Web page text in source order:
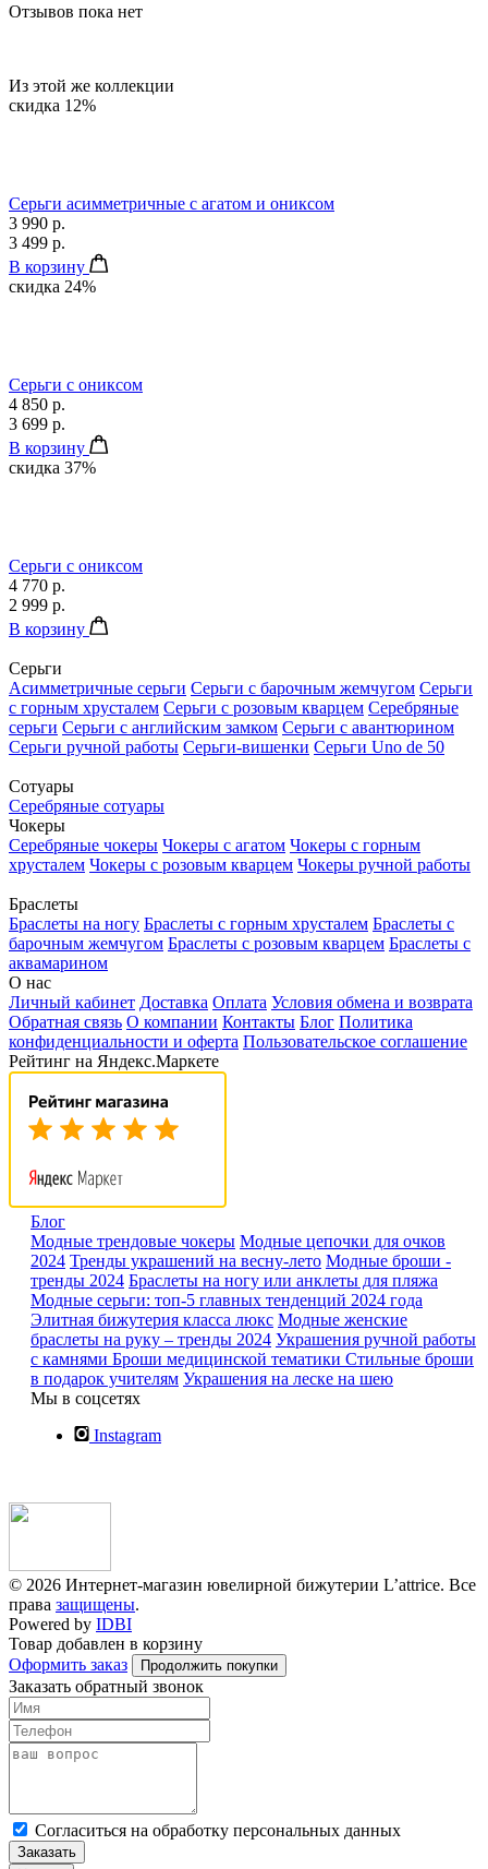
Отзывов пока нет
Из этой же коллекции
скидка 12%
Серьги асимметричные с агатом и ониксом
3 990 р.
3 499 р.
В корзину
скидка 24%
Серьги с ониксом
4 850 р.
3 699 р.
В корзину
скидка 37%
Серьги с ониксом
4 770 р.
2 999 р.
В корзину
Серьги
Асимметричные серьги Серьги с барочным жемчугом Серьги
с горным хрусталем Серьги с розовым кварцем Серебряные
серьги Серьги с английским замком Серьги с авантюрином
Серьги ручной работы Серьги-вишенки Серьги Uno de 50
Сотуары
Серебряные сотуары
Чокеры
Серебряные чокеры Чокеры с агатом Чокеры с горным
хрусталем Чокеры с розовым кварцем Чокеры ручной работы
Браслеты
Браслеты на ногу Браслеты с горным хрусталем Браслеты с
барочным жемчугом Браслеты с розовым кварцем Браслеты с
аквамарином
О нас
Личный кабинет Доставка Оплата Условия обмена и возврата
Обратная связь О компании Контакты Блог Политика
конфиденциальности и оферта Пользовательское соглашение
Рейтинг на Яндекс.Маркете
Блог
Модные трендовые чокеры Модные цепочки для очков
2024 Тренды украшений на весну-лето Модные броши -
тренды 2024 Браслеты на ногу или анклеты для пляжа
Модные серьги: топ-5 главных тенденций 2024 года
Элитная бижутерия класса люкс Модные женские
браслеты на руку – тренды 2024 Украшения ручной работы
с камнями Броши медицинской тематики Стильные броши
в подарок учителям Украшения на леске на шею
Мы в соцсетях
Instagram
© 2026 Интернет-магазин ювелирной бижутерии L’attrice. Все
права защищены.
Powered by IDBI
Товар добавлен в корзину
Оформить заказ
Продолжить покупки
Заказать обратный звонок
Cогласиться на обработку персональных данных
Заказать